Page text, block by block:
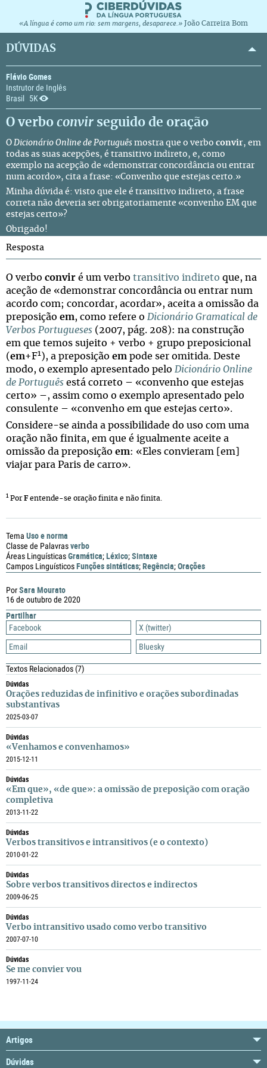
«A língua é como um rio: sem margens, desaparece.» João Carreira Bom
DÚVIDAS
Flávio Gomes
Instrutor de Inglês
Brasil
5K
O verbo convir seguido de oração
O Dicionário Online de Português mostra que o verbo convir, em
todas as suas acepções, é transitivo indireto, e, como
exemplo na acepção de «demonstrar concordância ou entrar
num acordo», cita a frase: «Convenho que estejas certo.»
Minha dúvida é: visto que ele é transitivo indireto, a frase
correta não deveria ser obrigatoriamente «convenho EM que
estejas certo»?
Obrigado!
PorSara Mourato
16 de outubro de 2020
Partilhar
Facebook
X (twitter)
Email
Bluesky
Textos Relacionados(7)
Dúvidas
Orações reduzidas de infinitivo e orações subordinadas
substantivas
2025-03-07
Dúvidas
«Venhamos e convenhamos»
2015-12-11
Dúvidas
«Em que», «de que»: a omissão de preposição com oração
completiva
2013-11-22
Dúvidas
Verbos transitivos e intransitivos (e o contexto)
2010-01-22
Dúvidas
Sobre verbos transitivos directos e indirectos
2009-06-25
Dúvidas
Verbo intransitivo usado como verbo transitivo
2007-07-10
Dúvidas
Se me convier vou
1997-11-24
Resposta
O verbo convir é um verbo transitivo indireto que, na
aceção de «demonstrar concordância ou entrar num
acordo com; concordar, acordar», aceita a omissão da
preposição em, como refere o Dicionário Gramatical de
Verbos Portugueses (2007, pág. 208): na construção
em que temos sujeito + verbo + grupo preposicional
(em+F1 ), a preposição em pode ser omitida. Deste
modo, o exemplo apresentado pelo Dicionário Online
de Português está correto – «convenho que estejas
certo» –, assim como o exemplo apresentado pelo
consulente – «convenho em que estejas certo».
Considere-se ainda a possibilidade do uso com uma
oração não finita, em que é igualmente aceite a
omissão da preposição em: «Eles convieram [em]
viajar para Paris de carro».
1PorFentende-se oração finita e não finita.
Tema Uso e norma
Classe de Palavrasverbo
Áreas LinguísticasGramática;Léxico;Sintaxe
Campos LinguísticosFunções sintáticas;Regência;Orações
Artigos
Dúvidas